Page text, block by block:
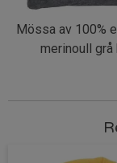
Mössa av 100%
merinoull grå